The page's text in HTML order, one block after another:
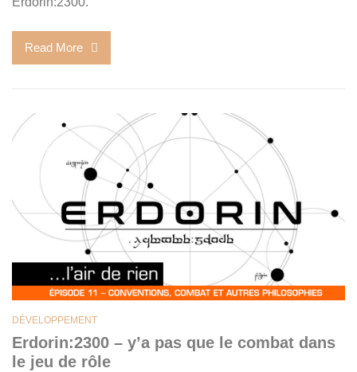
Read More
DÉVELOPPEMENT
Erdorin:2300 – y’a pas que le combat dans
le jeu de rôle